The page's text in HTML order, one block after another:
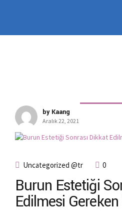
by Kaang
Aralık 22, 2021
Uncategorized @tr 0
Burun Estetiği
Edilmesi